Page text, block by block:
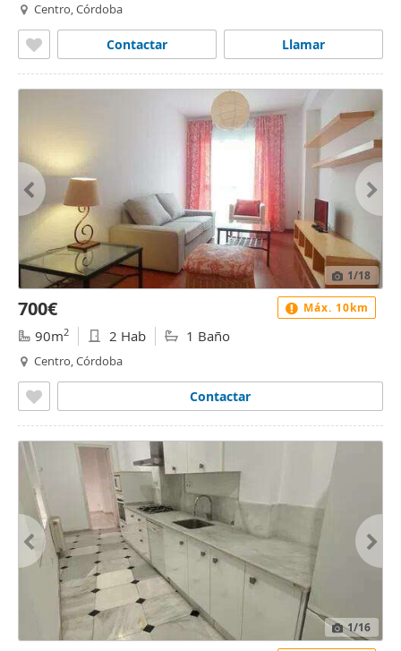
Centro, Córdoba
Llamar
Contactar
1/18
700€
90m2 2 Hab 1 Baño
Centro, Córdoba
Contactar
Máx. 10km
1/16